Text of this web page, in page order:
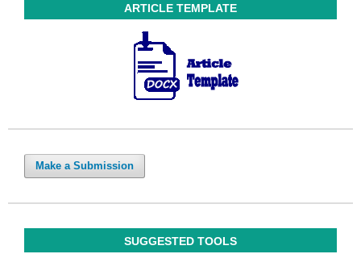
ARTICLE TEMPLATE
Make a Submission
SUGGESTED TOOLS